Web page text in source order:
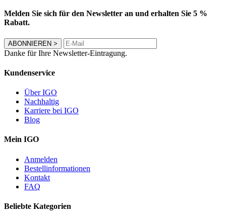
Melden Sie sich für den Newsletter an und erhalten Sie 5 %
Rabatt.
ABONNIEREN >
Danke für Ihre Newsletter-Eintragung.
Kundenservice
Über IGO
Nachhaltig
Karriere bei IGO
Blog
Mein IGO
Anmelden
Bestellinformationen
Kontakt
FAQ
Beliebte Kategorien